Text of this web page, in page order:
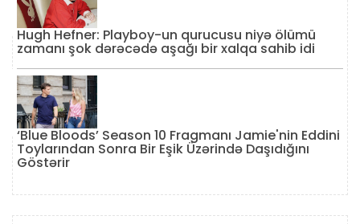
Hugh Hefner: Playboy-un qurucusu niyə ölümü
zamanı şok dərəcədə aşağı bir xalqa sahib idi
‘Blue Bloods’ Season 10 Fragmanı Jamie'nin Eddini
Toylarından Sonra Bir Eşik Üzərində Daşıdığını
Göstərir